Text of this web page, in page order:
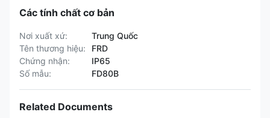
Các tính chất cơ bản
Nơi xuất xứ:
Trung Quốc
Tên thương hiệu:
FRD
Chứng nhận:
IP65
Số mẫu:
FD80B
Related Documents